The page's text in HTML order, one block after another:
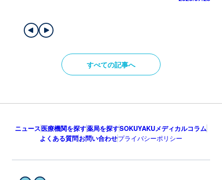
すべての記事へ
ニュース医療機関を探す薬局を探すSOKUYAKUメディカルコラム
よくある質問お問い合わせプライバシーポリシー